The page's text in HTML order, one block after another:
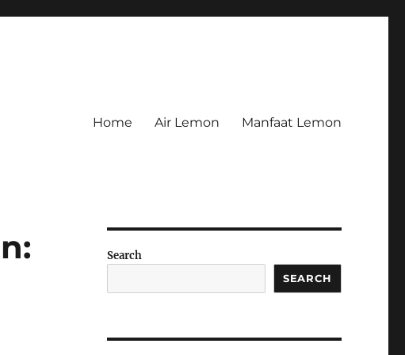
Home Air Lemon Manfaat Lemon
Search
SEARCH